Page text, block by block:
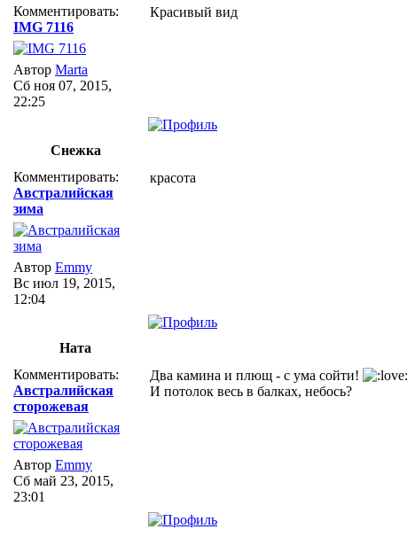
Комментировать:
IMG 7116
Автор Marta
Сб ноя 07, 2015,
22:25
Красивый вид
Снежка
Комментировать:
Австралийская
зима
Автор Emmy
Вс июл 19, 2015,
12:04
красота
Ната
Комментировать:
Австралийская
сторожевая
Автор Emmy
Сб май 23, 2015,
23:01
Два камина и плющ - с ума сойти!
И потолок весь в балках, небось?